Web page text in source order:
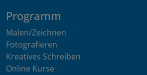
Programm
Malen/Zeichnen
Fotografieren
Kreatives Schreiben
Online Kurse